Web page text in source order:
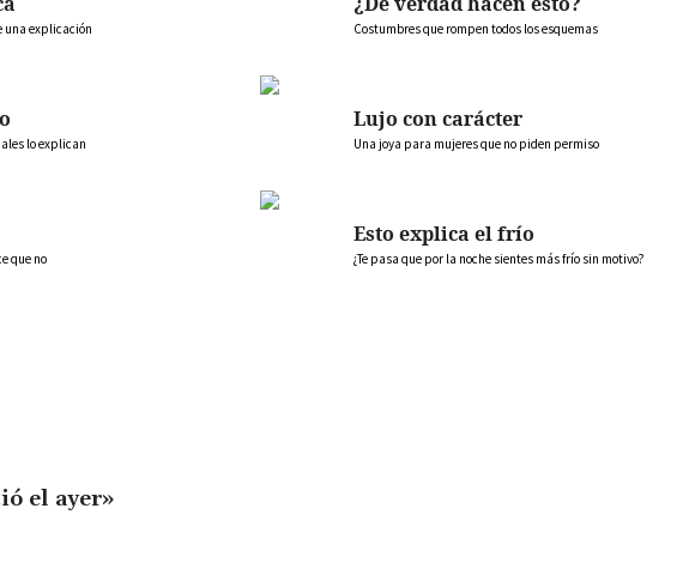
una explicación Costumbres que rompen todos los esquemas
lo explican
Lujo con carácter
Una joya para mujeres que no piden permiso
que no
Esto explica el frío
¿Te pasa que por la noche sientes más frío sin motivo?
el ayer»